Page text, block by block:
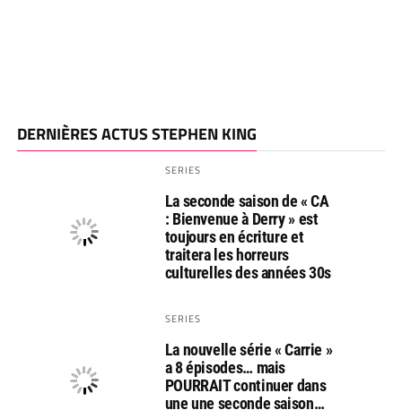
DERNIÈRES ACTUS STEPHEN KING
SERIES
La seconde saison de « CA
: Bienvenue à Derry » est
toujours en écriture et
traitera les horreurs
culturelles des années 30s
SERIES
La nouvelle série « Carrie »
a 8 épisodes… mais
POURRAIT continuer dans
une une seconde saison…